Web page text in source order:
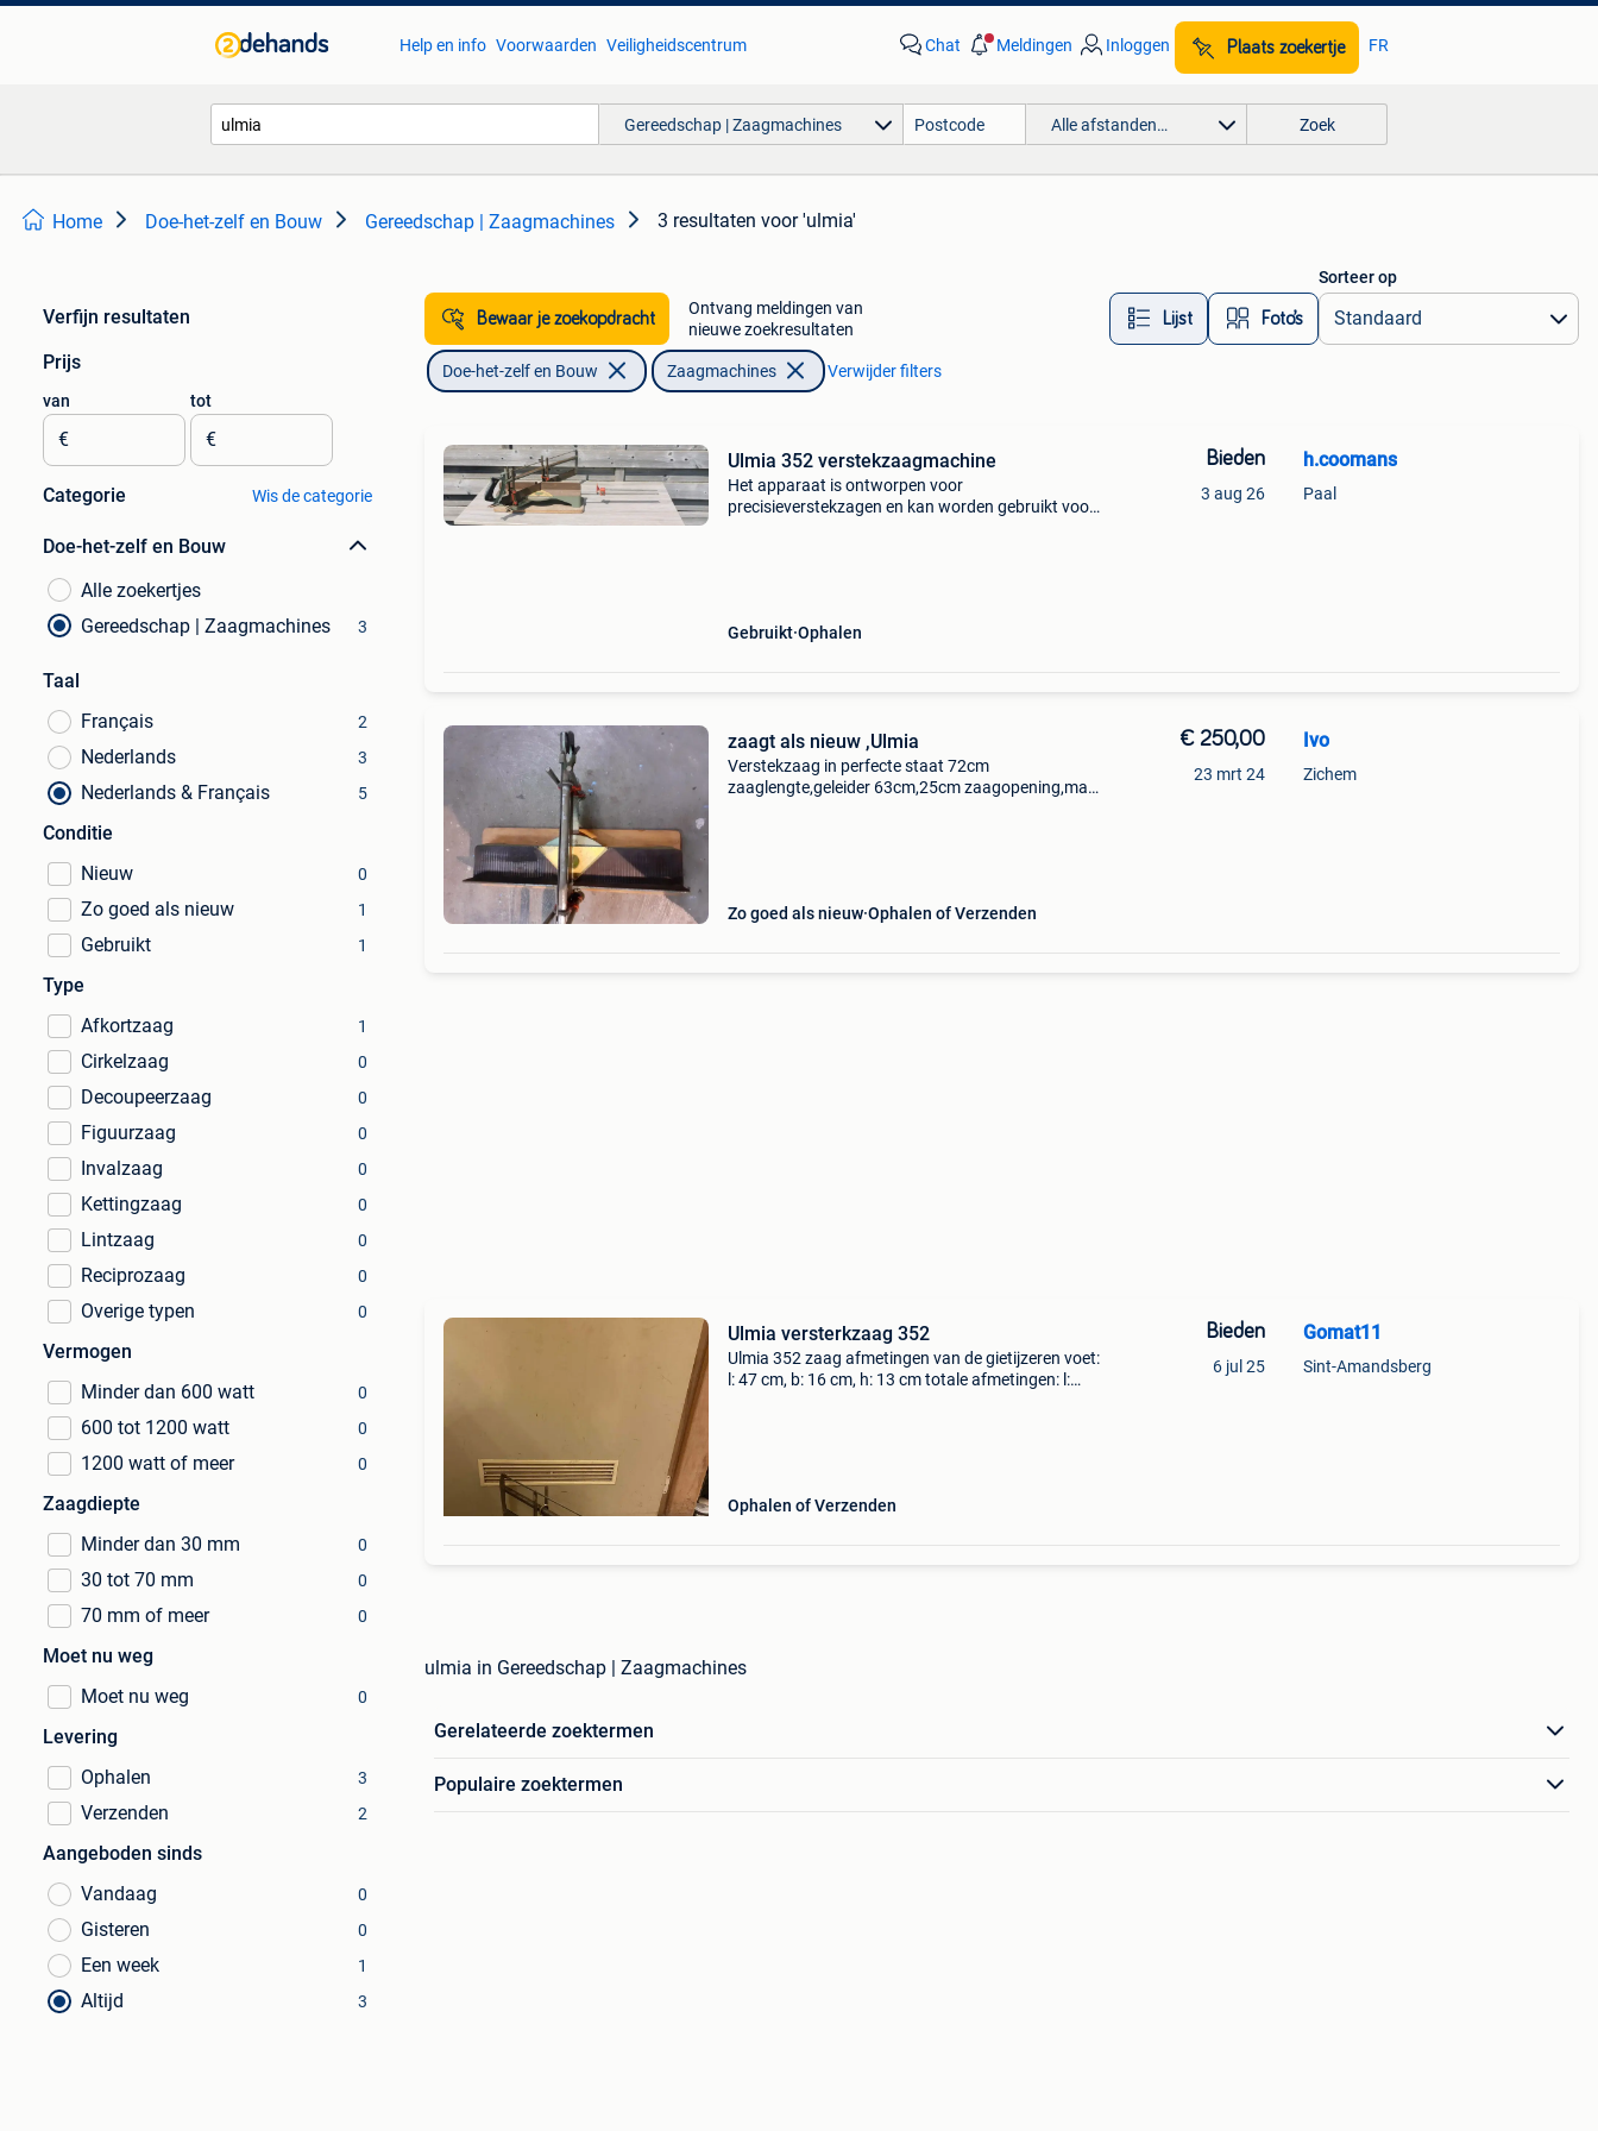
Help en info Voorwaarden Veiligheidscentrum Chat Meldingen Inloggen Plaats zoekertje FR
Gereedschap | Zaagmachines Alle afstanden… Zoek
Home Doe-het-zelf en Bouw Gereedschap | Zaagmachines 3 resultaten voor 'ulmia'
Verfijn resultaten
Prijs
van
€
tot
€
Categorie Wis de categorie
Doe-het-zelf en Bouw
Alle zoekertjes
Gereedschap | Zaagmachines
3
Taal
Français
2
Nederlands 3
Nederlands & Français 5
Conditie
Nieuw
0
Zo goed als nieuw 1
Gebruikt 1
Type
Afkortzaag
1
Cirkelzaag 0
Decoupeerzaag 0
Figuurzaag 0
Invalzaag 0
Kettingzaag 0
Lintzaag 0
Reciprozaag 0
Overige typen 0
Vermogen
Minder dan 600 watt
0
600 tot 1200 watt 0
1200 watt of meer 0
Zaagdiepte
Minder dan 30 mm
0
30 tot 70 mm 0
70 mm of meer 0
Moet nu weg
Moet nu weg
0
Levering
Ophalen
3
Verzenden 2
Aangeboden sinds
Vandaag
0
Gisteren 0
Een week 1
Altijd 3
Bewaar je zoekopdracht
Ontvang meldingen van
nieuwe zoekresultaten
Lijst Foto’s
Sorteer op
Doe-het-zelf en Bouw Zaagmachines Verwijder filters
Ulmia 352 verstekzaagmachine
Het apparaat is ontworpen voor
precisieverstekzagen en kan worden gebruikt voor
Gebruikt Ophalen
Bieden
3 aug 26
h.coomans
Paal
zaagt als nieuw ,Ulmia
Verstekzaag in perfecte staat 72cm
zaaglengte,geleider 63cm,25cm zaagopening,mag
Zo goed als nieuw Ophalen of Verzenden
€ 250,00
23 mrt 24
Ivo
Zichem
Ulmia versterkzaag 352
Ulmia 352 zaag afmetingen van de gietijzeren voet:
l: 47 cm, b: 16 cm, h: 13 cm totale afmetingen: l:
Ophalen of Verzenden
Bieden
6 jul 25
Gomat11
Sint-Amandsberg
ulmia in Gereedschap | Zaagmachines
Gerelateerde zoektermen
Populaire zoektermen